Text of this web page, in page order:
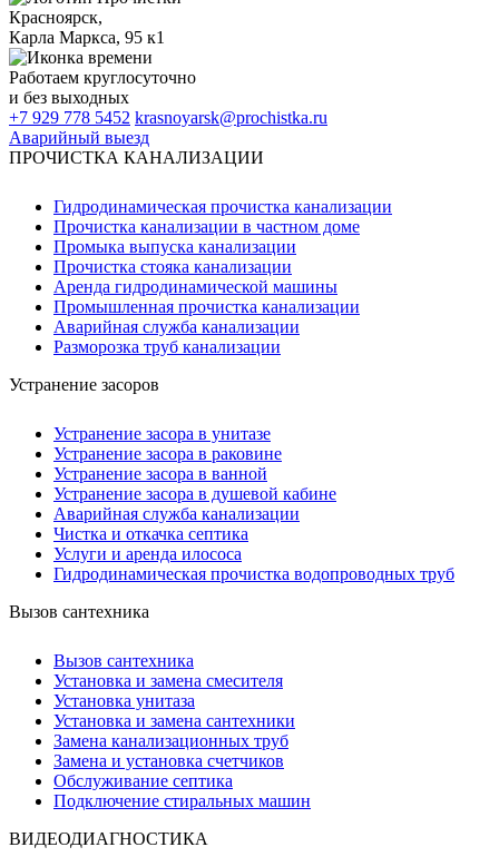
Красноярск,
Карла Маркса, 95 к1
Работаем круглосуточно
и без выходных
+7 929 778 5452 krasnoyarsk@prochistka.ru
Аварийный выезд
ПРОЧИСТКА КАНАЛИЗАЦИИ
Гидродинамическая прочистка канализации
Прочистка канализации в частном доме
Промыка выпуска канализации
Прочистка стояка канализации
Аренда гидродинамической машины
Промышленная прочистка канализации
Аварийная служба канализации
Разморозка труб канализации
Устранение засоров
Устранение засора в унитазе
Устранение засора в раковине
Устранение засора в ванной
Устранение засора в душевой кабине
Аварийная служба канализации
Чистка и откачка септика
Услуги и аренда илососа
Гидродинамическая прочистка водопроводных труб
Вызов сантехника
Вызов сантехника
Установка и замена смесителя
Установка унитаза
Установка и замена сантехники
Замена канализационных труб
Замена и установка счетчиков
Обслуживание септика
Подключение стиральных машин
ВИДЕОДИАГНОСТИКА